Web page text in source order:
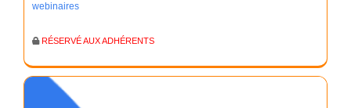
webinaires
RÉSERVÉ AUX ADHÉRENTS